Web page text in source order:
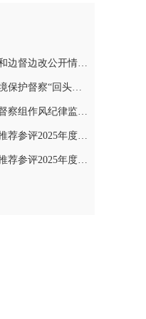
第三批群众信访举报转办和边督边改公开情况一览表
关于对衡阳市开展生态环境保护督察“回头看”的公告
关于省第五生态环境保护督察组作风纪律监督举报方式的公告
关于南岳区融媒体中心拟推荐参评2025年度“湖南广播电视奖”县融专项奖评选作品的公示
关于南岳区融媒体中心拟推荐参评2025年度湖南新闻奖作品的公示